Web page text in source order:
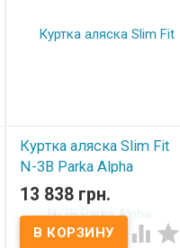
Куртка аляска Slim Fit
N-3B Parka Alpha
Industries Steel Blue
В наличии
13 838 грн.
 